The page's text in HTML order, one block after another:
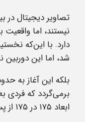
تصاویر دیجیتال در
نیستند، اما
شد، اما این دوربین
برمی‌گردد که فردی
ابعاد ۱۷۵ در ۱۷۵ از پسر سه‌ ماهه‌اش درست کرد